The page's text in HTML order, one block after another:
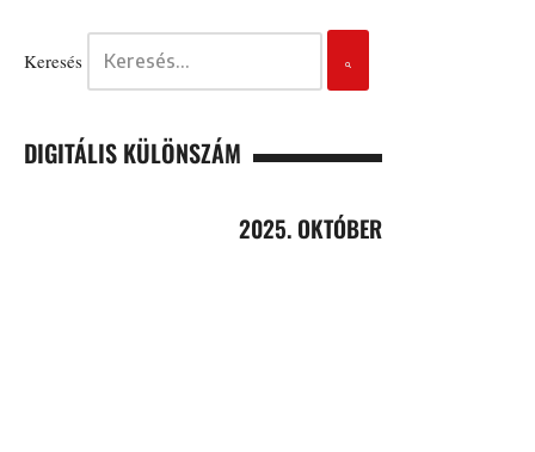
Keresés
DIGITÁLIS KÜLÖNSZÁM
2025. OKTÓBER